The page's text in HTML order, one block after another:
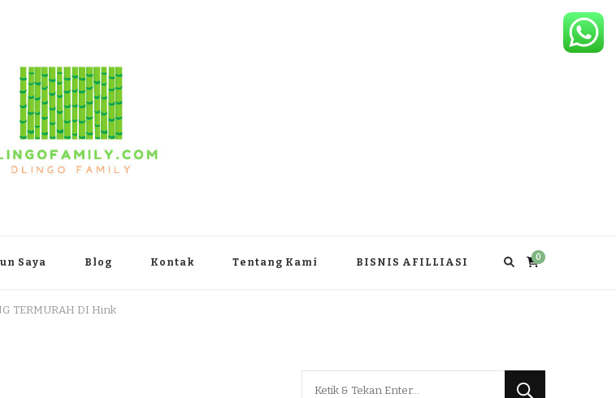
Saya Blog Kontak Tentang Kami BISNIS AFILLIASI 0
TERMURAH DI Hink